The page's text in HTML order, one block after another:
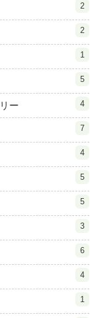
2
2
1
5
ー 4
7
4
5
5
3
6
4
1